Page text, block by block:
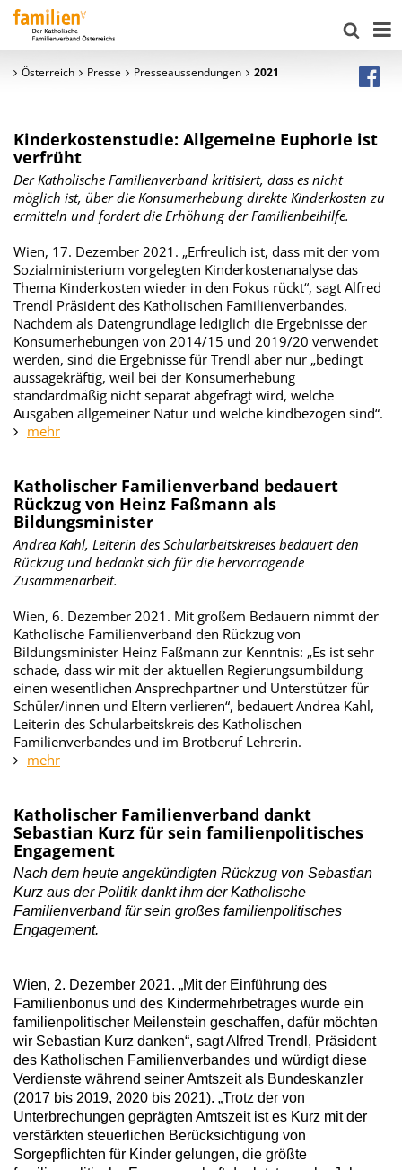
Österreich Presse Presseaussendungen 2021
Kinderkostenstudie: Allgemeine Euphorie ist
verfrüht
Der Katholische Familienverband kritisiert, dass es nicht
möglich ist, über die Konsumerhebung direkte Kinderkosten zu
ermitteln und fordert die Erhöhung der Familienbeihilfe.
Wien, 17. Dezember 2021. „Erfreulich ist, dass mit der vom
Sozialministerium vorgelegten Kinderkostenanalyse das
Thema Kinderkosten wieder in den Fokus rückt“, sagt Alfred
Trendl Präsident des Katholischen Familienverbandes.
Nachdem als Datengrundlage lediglich die Ergebnisse der
Konsumerhebungen von 2014/15 und 2019/20 verwendet
werden, sind die Ergebnisse für Trendl aber nur „bedingt
aussagekräftig, weil bei der Konsumerhebung
standardmäßig nicht separat abgefragt wird, welche
Ausgaben allgemeiner Natur und welche kindbezogen sind“.
mehr
Katholischer Familienverband bedauert
Rückzug von Heinz Faßmann als
Bildungsminister
Andrea Kahl, Leiterin des Schularbeitskreises bedauert den
Rückzug und bedankt sich für die hervorragende
Zusammenarbeit.
Wien, 6. Dezember 2021. Mit großem Bedauern nimmt der
Katholische Familienverband den Rückzug von
Bildungsminister Heinz Faßmann zur Kenntnis: „Es ist sehr
schade, dass wir mit der aktuellen Regierungsumbildung
einen wesentlichen Ansprechpartner und Unterstützer für
Schüler/innen und Eltern verlieren“, bedauert Andrea Kahl,
Leiterin des Schularbeitskreis des Katholischen
Familienverbandes und im Brotberuf Lehrerin.
mehr
Katholischer Familienverband dankt
Sebastian Kurz für sein familienpolitisches
Engagement
Nach dem heute angekündigten Rückzug von Sebastian
Kurz aus der Politik dankt ihm der Katholische
Familienverband für sein großes familienpolitisches
Engagement.
Wien, 2. Dezember 2021. „Mit der Einführung des
Familienbonus und des Kindermehrbetrages wurde ein
familienpolitischer Meilenstein geschaffen, dafür möchten
wir Sebastian Kurz danken“, sagt Alfred Trendl, Präsident
des Katholischen Familienverbandes und würdigt diese
Verdienste während seiner Amtszeit als Bundeskanzler
(2017 bis 2019, 2020 bis 2021). „Trotz der von
Unterbrechungen geprägten Amtszeit ist es Kurz mit der
verstärkten steuerlichen Berücksichtigung von
Sorgepflichten für Kinder gelungen, die größte